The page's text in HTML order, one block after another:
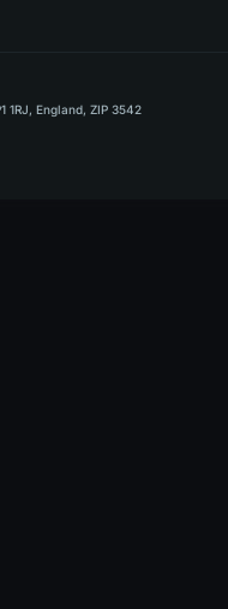
England, ZIP 3542